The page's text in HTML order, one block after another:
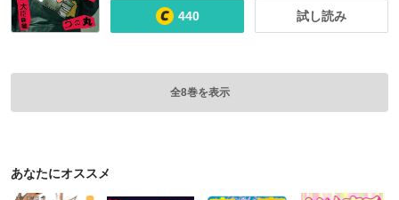
440 試し読み
全8巻を表示
あなたにオススメ